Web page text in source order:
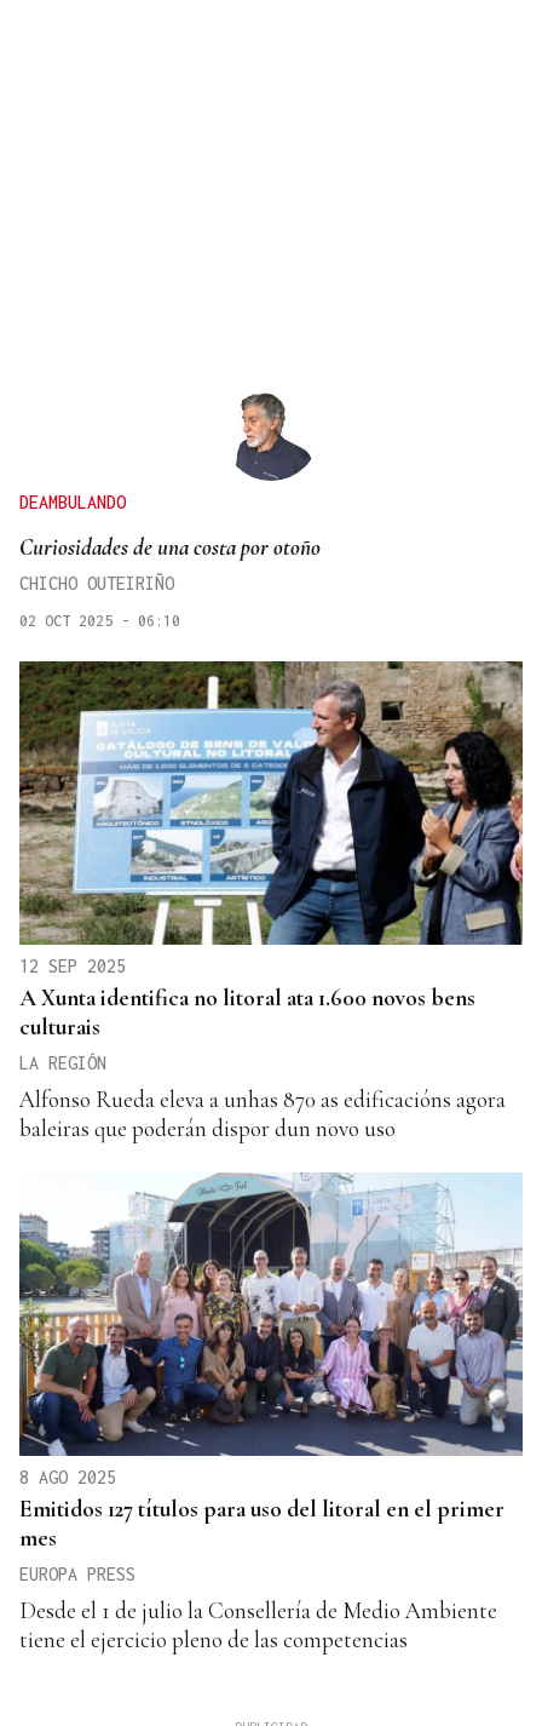
DEAMBULANDO
Curiosidades de una costa por otoño
CHICHO OUTEIRIÑO
02 OCT 2025 - 06:10
12 SEP 2025
A Xunta identifica no litoral ata 1.600 novos bens
culturais
LA REGIÓN
Alfonso Rueda eleva a unhas 870 as edificacións agora
baleiras que poderán dispor dun novo uso
8 AGO 2025
Emitidos 127 títulos para uso del litoral en el primer
mes
EUROPA PRESS
Desde el 1 de julio la Consellería de Medio Ambiente
tiene el ejercicio pleno de las competencias